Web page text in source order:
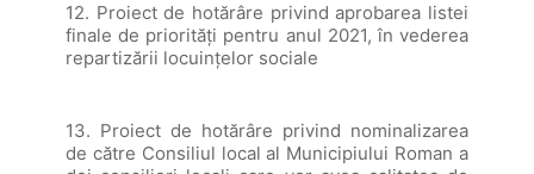
12. Proiect de hotărâre privind aprobarea listei
finale de priorităţi pentru anul 2021, în vederea
repartizării locuinţelor sociale
13. Proiect de hotărâre privind nominalizarea
de către Consiliul local al Municipiului Roman a